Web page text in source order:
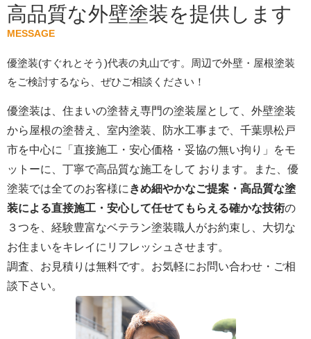
高品質な外壁塗装を提供します
MESSAGE
優塗装(すぐれとそう)代表の丸山です。周辺で外壁・屋根塗装
をご検討するなら、ぜひご相談ください！
優塗装は、住まいの塗替え専門の塗装屋として、外壁塗装
から屋根の塗替え、室内塗装、防水工事まで、千葉県松戸
市を中心に「直接施工・安心価格・妥協の無い拘り」をモ
ットーに、丁寧で高品質な施工をして おります。また、優
塗装では全てのお客様に きめ細やかなご提案・高品質な塗
装による直接施工・安心して任せてもらえる確かな技術の
３つを、経験豊富なベテラン塗装職人がお約束し、大切な
お住まいをキレイにリフレッシュさせます。
調査、お見積りは無料です。お気軽にお問い合わせ・ご相
談下さい。